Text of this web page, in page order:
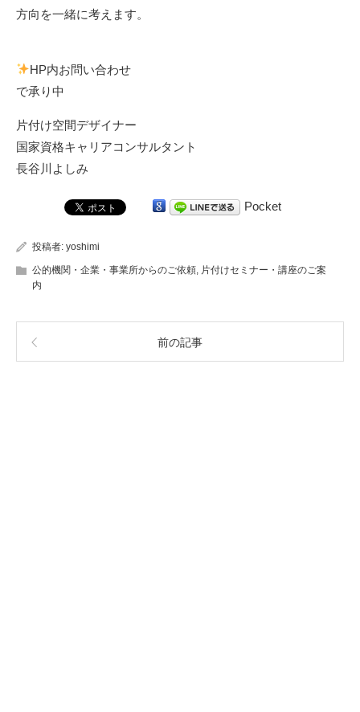
方向を一緒に考えます。
HP内お問い合わせ
で承り中
片付け空間デザイナー
国家資格キャリアコンサルタント
長谷川よしみ
Pocket
投稿者: yoshimi
公的機関・企業・事業所からのご依頼, 片付けセミナー・講座のご案
内
前の記事